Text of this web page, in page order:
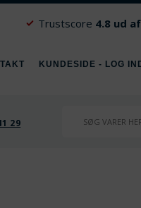
Trustscore 4.8 ud
KUNDESIDE - LOG
29